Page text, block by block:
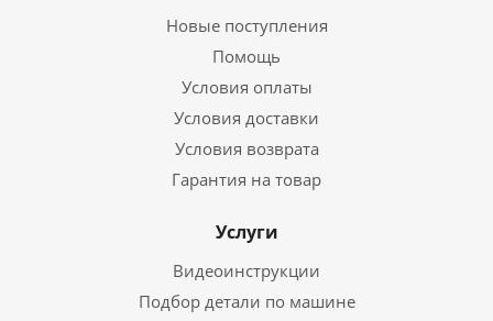
Новые поступления
Помощь
Условия оплаты
Условия доставки
Условия возврата
Гарантия на товар
Услуги
Видеоинструкции
Подбор детали по машине